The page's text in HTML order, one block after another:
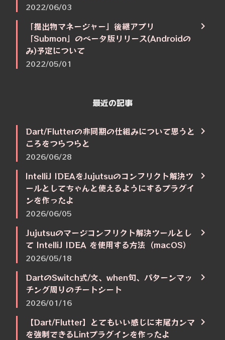
2022/06/03
「提出物マネージャー」後継アプリ
「Submon」のベータ版リリース(Androidの
み)予定について
2022/05/01
最近の記事
Dart/Flutterの非同期の仕組みについて思うと
ころをつらつらと
2026/06/28
IntelliJ IDEAをJujutsuのコンフリクト解決ツ
ールとしてちゃんと使えるようにするプラグイ
ンを作ったよ
2026/06/05
Jujutsuのマージコンフリクト解決ツールとし
て IntelliJ IDEA を使用する方法（macOS）
2026/05/18
DartのSwitch式/文、when句、パターンマッ
チング周りのチートシート
2026/01/16
【Dart/Flutter】とてもいい感じに末尾カンマ
を強制できるLintプラグインを作ったよ